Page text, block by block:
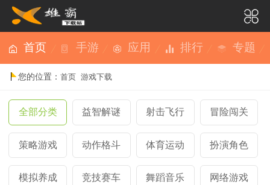
首页 手游 应用 排行 专题
您的位置：首页 游戏下载
全部分类 益智解谜 射击飞行 冒险闯关
策略游戏 动作格斗 体育运动 扮演角色
模拟养成 竞技赛车 舞蹈音乐 网络游戏